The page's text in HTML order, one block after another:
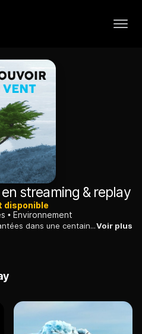
streaming & replay
disponible
Environnement
Aujourd'hui, les éoliennes implantées dans une centaine de pays produisent plus de 3 pour cent de l'énergie nécessaire dans le monde, et cela ne fait qu'augmenter.Voir plus